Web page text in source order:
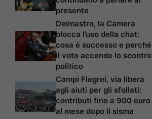
presente
Delmastro, la Camera
blocca l’uso della chat:
cosa è successo e perché
il voto accende lo scontro
politico
Campi Flegrei, via libera
agli aiuti per gli sfollati:
contributi fino a 900 euro
al mese dopo il sisma